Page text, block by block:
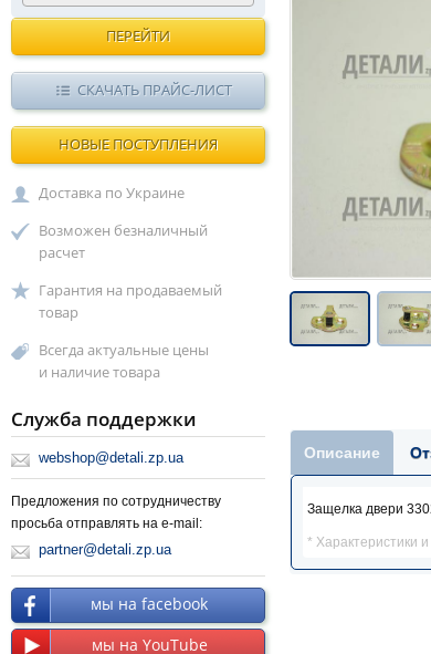
Описание
Защелка двери
* Характеристики
ПЕРЕЙТИ
СКАЧАТЬ ПРАЙС-ЛИСТ
НОВЫЕ ПОСТУПЛЕНИЯ
Доставка по Украине
Возможен безналичный
расчет
Гарантия на продаваемый
товар
Всегда актуальные цены
и наличие товара
Служба поддержки
webshop@detali.zp.ua
Предложения по сотрудничеству
просьба отправлять на e-mail:
partner@detali.zp.ua
мы на facebook
мы на YouTube